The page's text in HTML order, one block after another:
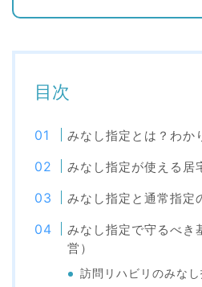
目次
みなし指定とは？わか
みなし指定が使える居
みなし指定と通常指定
みなし指定で守るべき
営）
訪問リハビリのみな